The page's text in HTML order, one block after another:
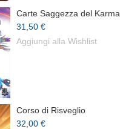
Carte Saggezza del Karma
31,50 €
Aggiungi alla Wishlist
Corso di Risveglio
32,00 €